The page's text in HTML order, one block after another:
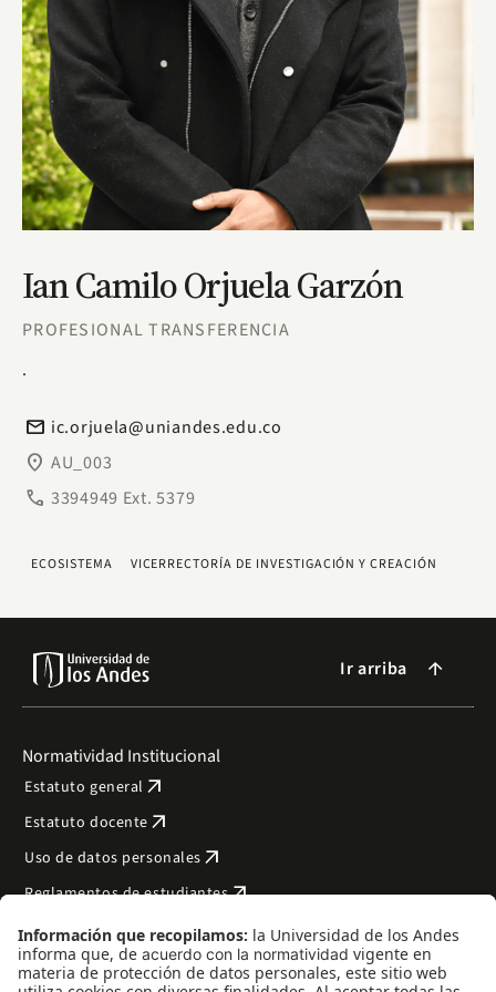
Ian Camilo Orjuela Garzón
PROFESIONAL TRANSFERENCIA
.
email ic.orjuela@uniandes.edu.co
place AU_003
phone 3394949 Ext. 5379
ECOSISTEMA VICERRECTORÍA DE INVESTIGACIÓN Y CREACIÓN
Ir arriba arrow_forward
Normatividad Institucional
Estatuto general arrow_outward
Estatuto docente arrow_outward
Uso de datos personales arrow_outward
Reglamentos de estudiantesarrow_outward
Transparencia y acceso a la información públicaarrow_outward
Bienestararrow_outward